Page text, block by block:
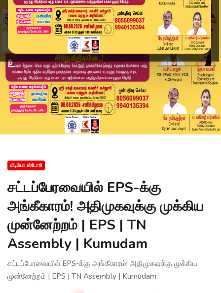
வீடியோ ஸ்டோரி
சட்டப்பேரவையில் EPS-க்கு
அங்கீகாரம்! அதிமுகவுக்கு முக்கிய
முன்னேற்றம் | EPS | TN
Assembly | Kumudam
சட்டப்பேரவையில் EPS-க்கு அங்கீகாரம்! அதிமுகவுக்கு முக்கிய
முன்னேற்றம் | EPS | TN Assembly | Kumudam